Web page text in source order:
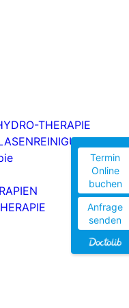
Termin
Online
buchen
Anfrage
senden
THERAPIE